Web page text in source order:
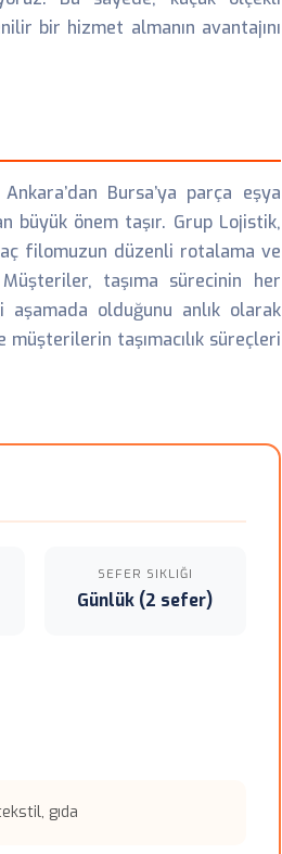
bir hizmet almanın avantajını
Bursa’ya parça eşya
büyük önem taşır. Grup Lojistik,
filomuzun düzenli rotalama ve
Müşteriler, taşıma sürecinin her
aşamada olduğunu anlık olarak
taşımacılık süreçleri
SEFER SIKLIĞI
Günlük (2 sefer)
gıda